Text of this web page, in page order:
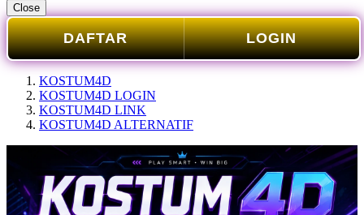
Close
DAFTAR LOGIN
KOSTUM4D
KOSTUM4D LOGIN
KOSTUM4D LINK
KOSTUM4D ALTERNATIF